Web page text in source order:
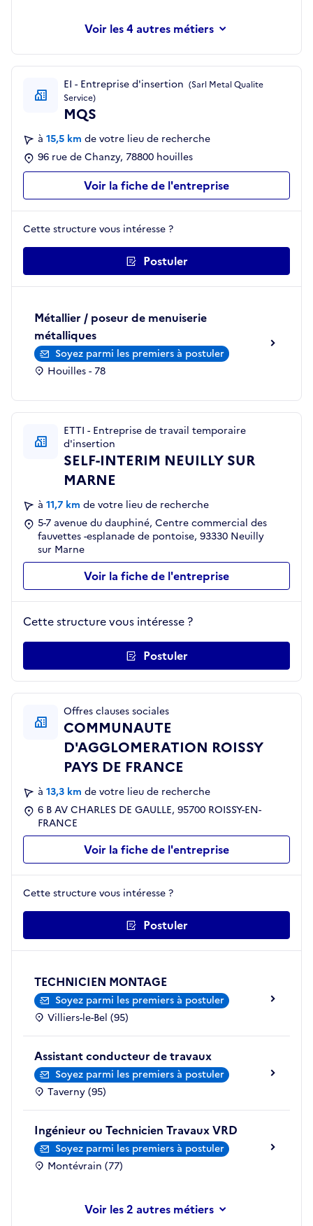
les 4 autres métiers
EI - Entreprise d'insertion (Sarl Metal Qualite
Service)
MQS
à 15,5 km de votre lieu de recherche
96 rue de Chanzy, 78800 houilles
Voir la fiche de l'entreprise
Cette structure vous intéresse ?
Postuler
Métallier / poseur de menuiserie
métalliques
Soyez parmi les premiers à postuler
Houilles - 78
ETTI - Entreprise de travail temporaire
d'insertion
SELF-INTERIM NEUILLY SUR
MARNE
à 11,7 km de votre lieu de recherche
5-7 avenue du dauphiné, Centre commercial des
fauvettes -esplanade de pontoise, 93330 Neuilly
sur Marne
Voir la fiche de l'entreprise
Cette structure vous intéresse ?
Postuler
Offres clauses sociales
COMMUNAUTE
D'AGGLOMERATION ROISSY
PAYS DE FRANCE
à 13,3 km de votre lieu de recherche
6 B AV CHARLES DE GAULLE, 95700 ROISSY-EN-
FRANCE
Voir la fiche de l'entreprise
Cette structure vous intéresse ?
Postuler
TECHNICIEN MONTAGE
Soyez parmi les premiers à postuler
Villiers-le-Bel (95)
Assistant conducteur de travaux
Soyez parmi les premiers à postuler
Taverny (95)
Ingénieur ou Technicien Travaux VRD
Soyez parmi les premiers à postuler
Montévrain (77)
les 2 autres métiers